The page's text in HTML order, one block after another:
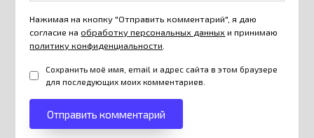
Нажимая на кнопку "Отправить комментарий", я даю
согласие наобработку персональных данныхи принимаю
политику конфиденциальности.
Сохранить моё имя, email и адрес сайта в этом браузере
для последующих моих комментариев.